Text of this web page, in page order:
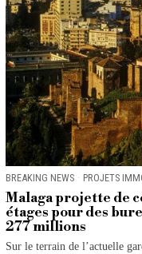
BREAKING NEWS · PROJETS
Malaga projette de
étages pour des
277 millions
Sur le terrain de l’actuelle